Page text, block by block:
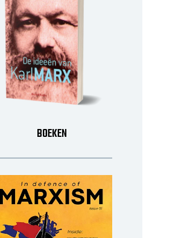
BOEKEN